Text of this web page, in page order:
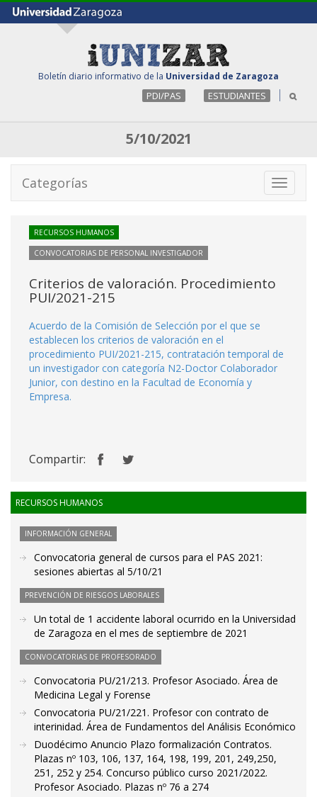
Boletín diario informativo de la Universidad de Zaragoza
PDI/PAS ESTUDIANTES
5/10/2021
Toggle
Categorías
RECURSOS HUMANOS
CONVOCATORIAS DE PERSONAL INVESTIGADOR
Criterios de valoración. Procedimiento
PUI/2021-215
Acuerdo de la Comisión de Selección por el que se
establecen los criterios de valoración en el
procedimiento PUI/2021-215, contratación temporal de
un investigador con categoría N2-Doctor Colaborador
Junior, con destino en la Facultad de Economía y
Empresa.
Compartir:
RECURSOS HUMANOS
INFORMACIÓN GENERAL
Convocatoria general de cursos para el PAS 2021:
sesiones abiertas al 5/10/21
PREVENCIÓN DE RIESGOS LABORALES
Un total de 1 accidente laboral ocurrido en la Universidad
de Zaragoza en el mes de septiembre de 2021
CONVOCATORIAS DE PROFESORADO
Convocatoria PU/21/213. Profesor Asociado. Área de
Medicina Legal y Forense
Convocatoria PU/21/221. Profesor con contrato de
interinidad. Área de Fundamentos del Análisis Económico
Duodécimo Anuncio Plazo formalización Contratos.
Plazas nº 103, 106, 137, 164, 198, 199, 201, 249,250,
251, 252 y 254. Concurso público curso 2021/2022.
Profesor Asociado. Plazas nº 76 a 274